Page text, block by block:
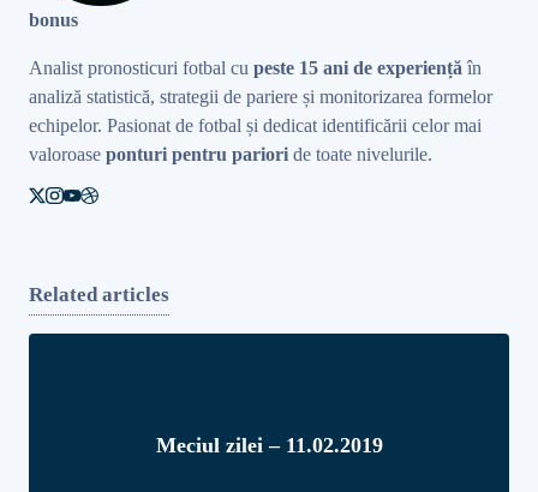
bonus
Analist pronosticuri fotbal cu peste 15 ani de experiență în
analiză statistică, strategii de pariere și monitorizarea formelor
echipelor. Pasionat de fotbal și dedicat identificării celor mai
valoroase ponturi pentru pariori de toate nivelurile.
Related articles
Meciul zilei – 11.02.2019